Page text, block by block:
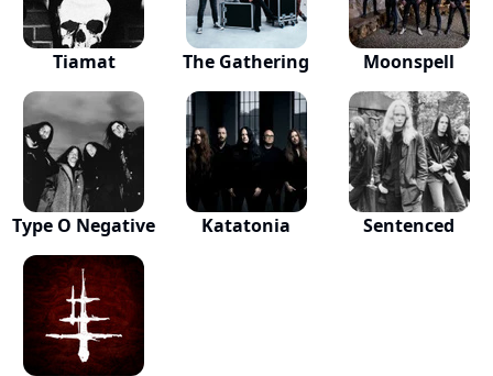
Tiamat The Gathering Moonspell
Type O Negative Katatonia Sentenced